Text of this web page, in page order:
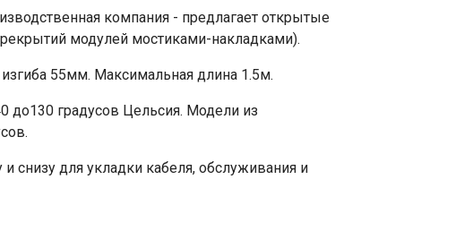
компания - предлагает открытые
модулей мостиками-накладками).
55мм. Максимальная длина 1.5м.
до130 градусов Цельсия. Модели из
снизу для укладки кабеля, обслуживания и